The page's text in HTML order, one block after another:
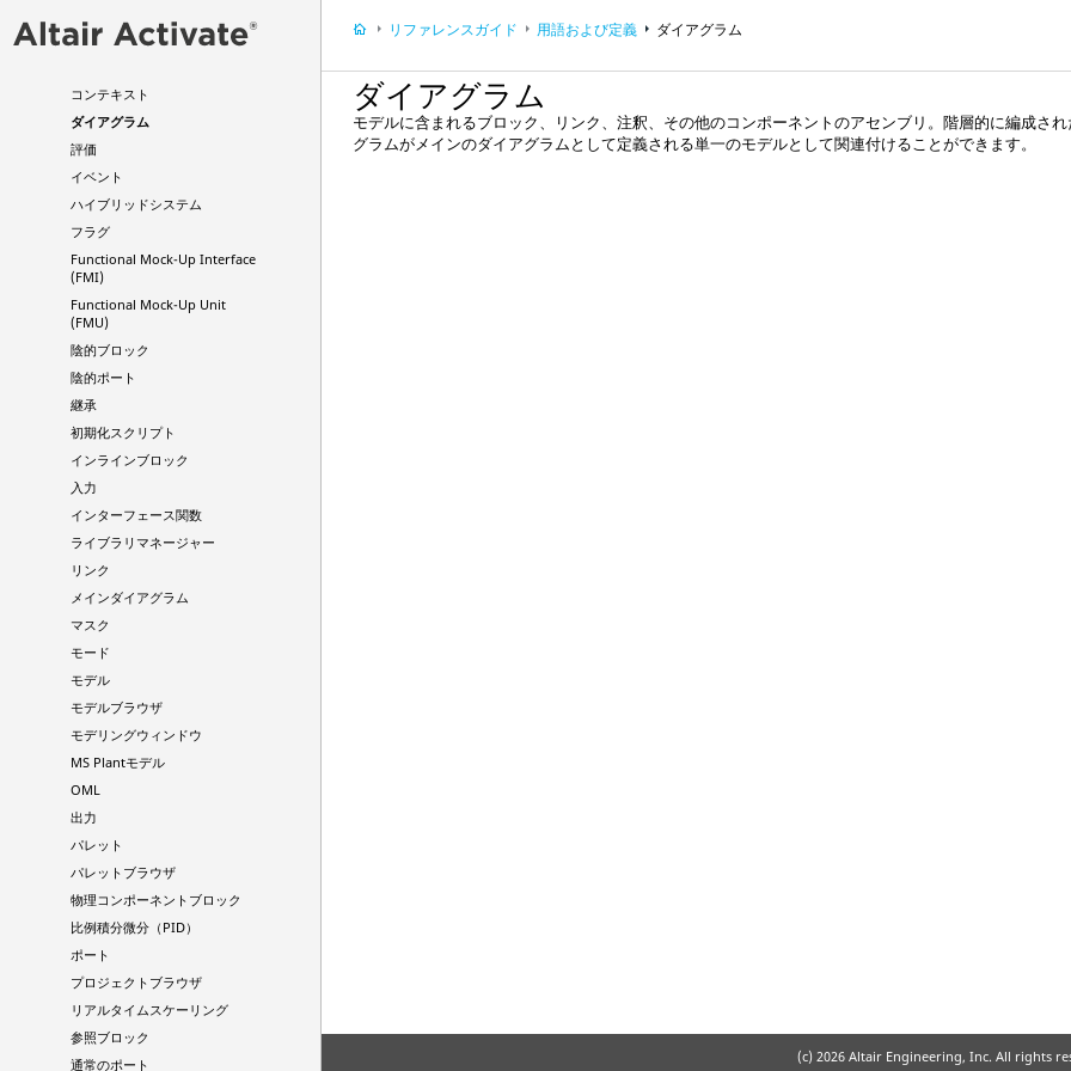
コンパイルされたスーパーブロ
ック
コンテキスト
ダイアグラム
評価
イベント
ハイブリッドシステム
フラグ
Functional Mock-Up Interface
(FMI)
Functional Mock-Up Unit
(FMU)
陰的ブロック
陰的ポート
継承
初期化スクリプト
インラインブロック
入力
インターフェース関数
ライブラリマネージャー
リンク
メインダイアグラム
マスク
モード
モデル
モデルブラウザ
モデリングウィンドウ
MS Plantモデル
OML
出力
パレット
パレットブラウザ
物理コンポーネントブロック
比例積分微分（PID）
ポート
プロジェクトブラウザ
リアルタイムスケーリング
参照ブロック
通常のポート
リファレンスガイド 用語および定義 ダイアグラム
ダイアグラム
モデルに含まれるブロック、リンク、注釈、その他のコンポーネントのアセンブリ。階層的に編成さ
グラムがメインのダイアグラムとして定義される単一のモデルとして関連付けることができます。
(c)2026 Altair Engineering, Inc. All rights